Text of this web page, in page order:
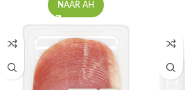
NAAR AH